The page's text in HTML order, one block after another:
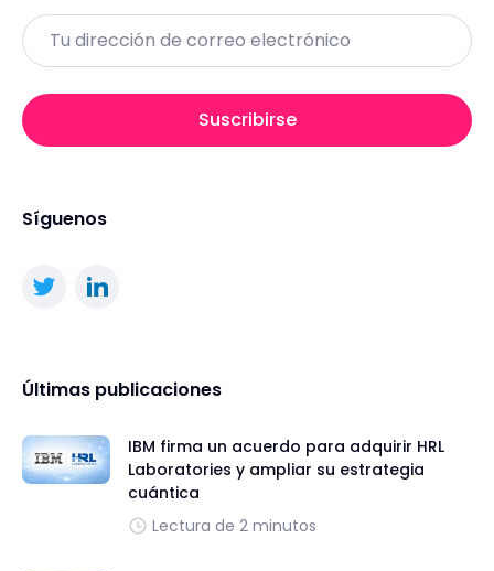
Email
Suscribirse
Síguenos
Últimas publicaciones
IBM firma un acuerdo para adquirir HRL
Laboratories y ampliar su estrategia
cuántica
Lectura de 2 minutos